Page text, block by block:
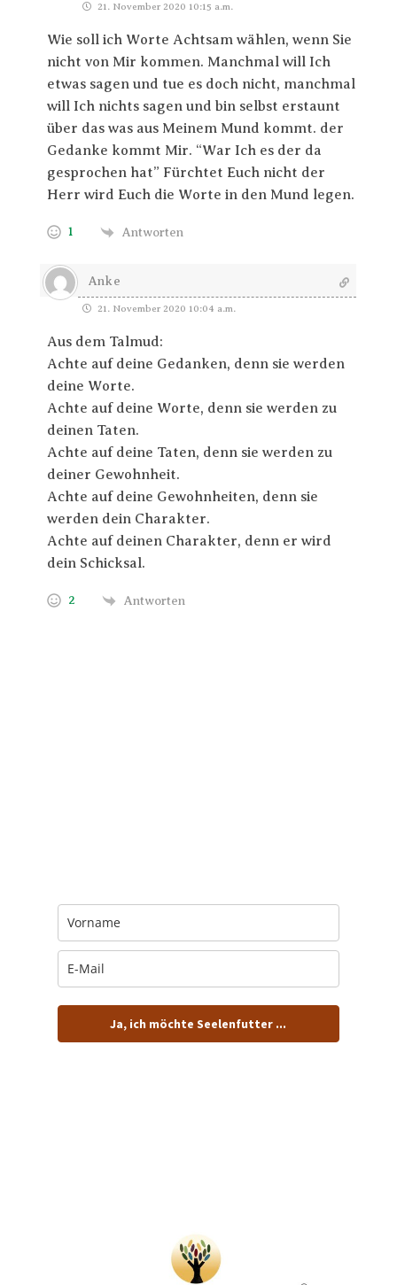
21. November 2020 10:15 a.m.
Wie soll ich Worte Achtsam wählen, wenn Sie
nicht von Mir kommen. Manchmal will Ich
etwas sagen und tue es doch nicht, manchmal
will Ich nichts sagen und bin selbst erstaunt
über das was aus Meinem Mund kommt. der
Gedanke kommt Mir. “War Ich es der da
gesprochen hat” Fürchtet Euch nicht der
Herr wird Euch die Worte in den Mund legen.
1 Antworten
Anke
21. November 2020 10:04 a.m.
Aus dem Talmud:
Achte auf deine Gedanken, denn sie werden
deine Worte.
Achte auf deine Worte, denn sie werden zu
deinen Taten.
Achte auf deine Taten, denn sie werden zu
deiner Gewohnheit.
Achte auf deine Gewohnheiten, denn sie
werden dein Charakter.
Achte auf deinen Charakter, denn er wird
dein Schicksal.
2 Antworten
Ja, ich möchte Seelenfutter ...